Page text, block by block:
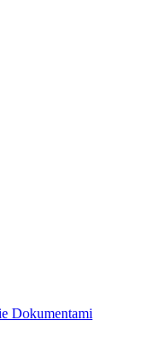
Dokumentami